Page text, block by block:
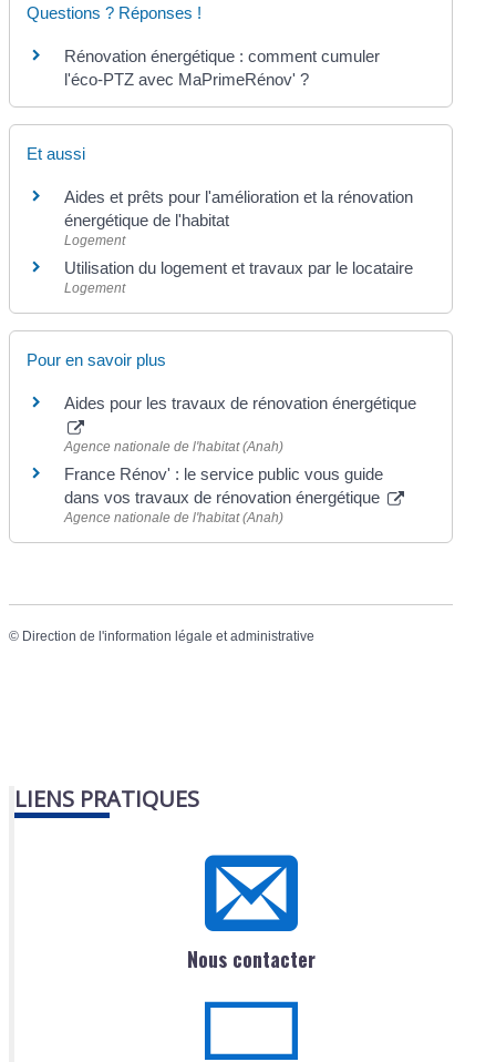
Questions ? Réponses !
Rénovation énergétique : comment cumuler
l'éco-PTZ avec MaPrimeRénov' ?
Et aussi
Aides et prêts pour l'amélioration et la rénovation
énergétique de l'habitat
Logement
Utilisation du logement et travaux par le locataire
Logement
Pour en savoir plus
Aides pour les travaux de rénovation énergétique
Agence nationale de l'habitat (Anah)
France Rénov' : le service public vous guide
dans vos travaux de rénovation énergétique
Agence nationale de l'habitat (Anah)
© Direction de l'information légale et administrative
LIENS PRATIQUES
Nous contacter